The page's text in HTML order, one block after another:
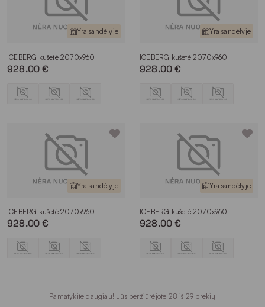
Yra sandėlyje
ICEBERG kušetė 2070x960
928.00 €
Yra sandėlyje
ICEBERG kušetė 2070x960
928.00 €
Yra sandėlyje
ICEBERG kušetė 2070x960
928.00 €
Yra sandėlyje
ICEBERG kušetė 2070x960
928.00 €
Pamatykite daugiau! Jūs peržiūrėjote 28 iš 29 prekių